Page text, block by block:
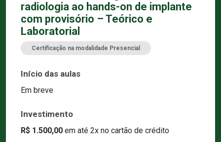
radiologia ao hands-on de implante
com provisório – Teórico e
Laboratorial
Certificação na modalidade Presencial
Início das aulas
Em breve
Investimento
R$ 1.500,00 em até 2x no cartão de crédito